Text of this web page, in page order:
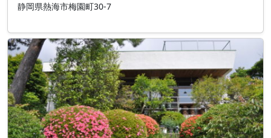
静岡県熱海市梅園町30-7